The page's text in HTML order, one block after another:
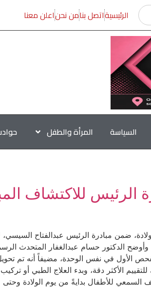
الرئيسيةاتصل بنامن نحناعلن معنا
السياسة المرأة والطفل
ضمن مبادرة الرئيس
السمعي لمليونين و 467 ألفًا و507 أطفال من حديثي الولادة، ضمن مبادرة
وفقدان السمع للأطفال حديثي الولادة، وذلك منذ انطلاق المبادرة في شهر سبتمبر عام 2019. وأوضح
30 مركزًا على مستوى الجمهورية، وذلك للتقييم الأكثر دقة، وبدء